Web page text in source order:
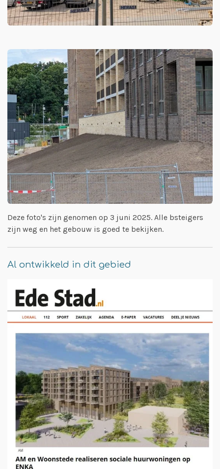
Deze foto's zijn genomen op 3 juni 2025. Alle bsteigers
zijn weg en het gebouw is goed te bekijken.
Al ontwikkeld in dit gebied